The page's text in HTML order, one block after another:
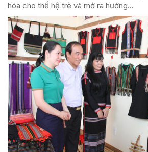
hóa cho thế hệ trẻ và mở ra hướng...